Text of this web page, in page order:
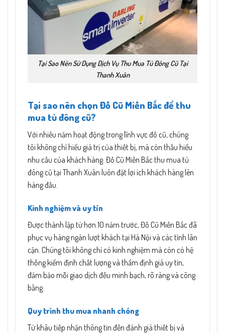
Tại Sao Nên Sử Dụng Dịch Vụ Thu Mua Tủ Đông Cũ Tại
Thanh Xuân
Tại sao nên chọn Đồ Cũ Miền Bắc để thu
mua tủ đông cũ?
Với nhiều năm hoạt động trong lĩnh vực đồ cũ, chúng
tôi không chỉ hiểu giá trị của thiết bị, mà còn thấu hiểu
nhu cầu của khách hàng. Đồ Cũ Miền Bắc thu mua tủ
đông cũ tại Thanh Xuân luôn đặt lợi ích khách hàng lên
hàng đầu.
Kinh nghiệm và uy tín
Được thành lập từ hơn 10 năm trước, Đồ Cũ Miền Bắc đã
phục vụ hàng ngàn lượt khách tại Hà Nội và các tỉnh lân
cận. Chúng tôi không chỉ có kinh nghiệm mà còn có hệ
thống kiểm định chất lượng và thẩm định giá uy tín,
đảm bảo mỗi giao dịch đều minh bạch, rõ ràng và công
bằng.
Quy trình thu mua nhanh chóng
Từ khâu tiếp nhận thông tin đến đánh giá thiết bị và